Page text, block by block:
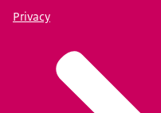
Privacy